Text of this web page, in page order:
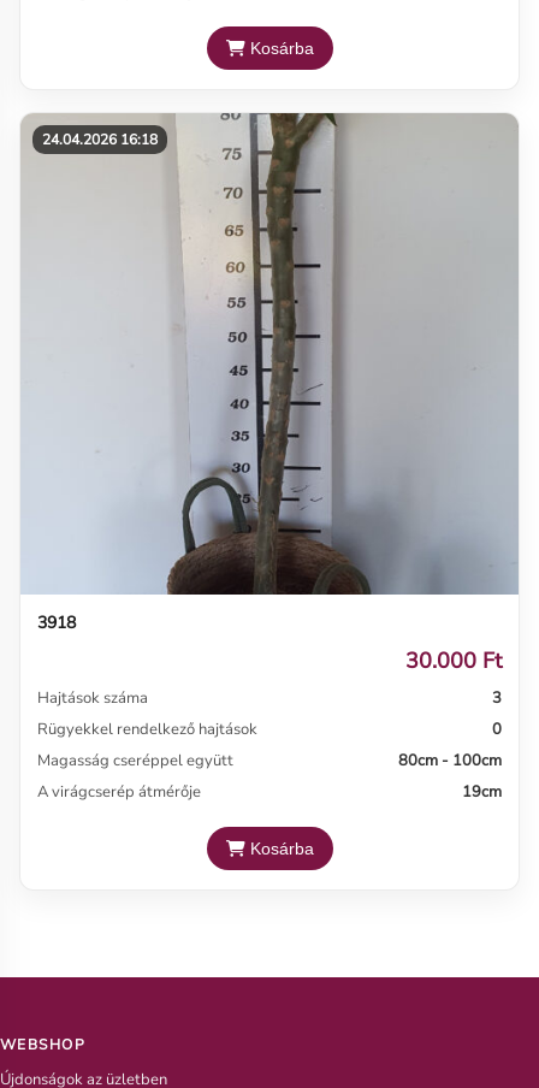
Kosárba
24.04.2026 16:18
3918
30.000 Ft
Hajtások száma
3
Rügyekkel rendelkező hajtások
0
Magasság cseréppel együtt
80cm - 100cm
A virágcserép átmérője
19cm
Kosárba
WEBSHOP
Újdonságok az üzletben